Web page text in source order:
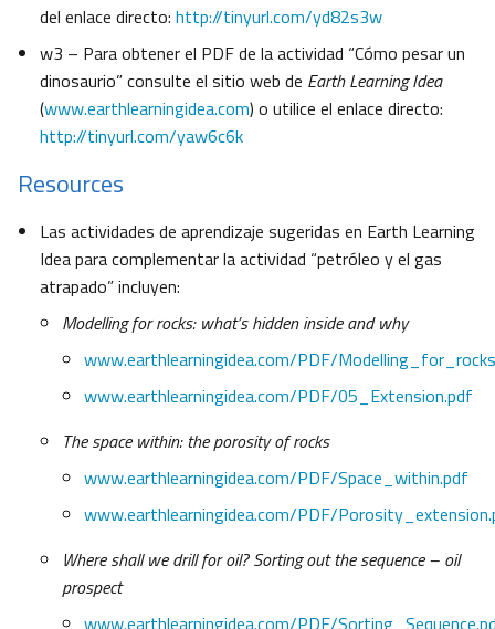
del enlace directo: http://tinyurl.com/yd82s3w
w3 – Para obtener el PDF de la actividad “Cómo pesar un
dinosaurio” consulte el sitio web de Earth Learning Idea
(www.earthlearningidea.com) o utilice el enlace directo:
http://tinyurl.com/yaw6c6k
Resources
Las actividades de aprendizaje sugeridas en Earth Learning
Idea para complementar la actividad “petróleo y el gas
atrapado” incluyen:
Modelling for rocks: what’s hidden inside and why
www.earthlearningidea.com/PDF/
www.earthlearningidea.com/PDF/05_Extension.pdf
The space within: the porosity of rocks
www.earthlearningidea.com/PDF/Space_within.pdf
www.earthlearningidea.com/PDF/
Where shall we drill for oil? Sorting out the sequence – oil
prospect
www.earthlearningidea.com/PDF/